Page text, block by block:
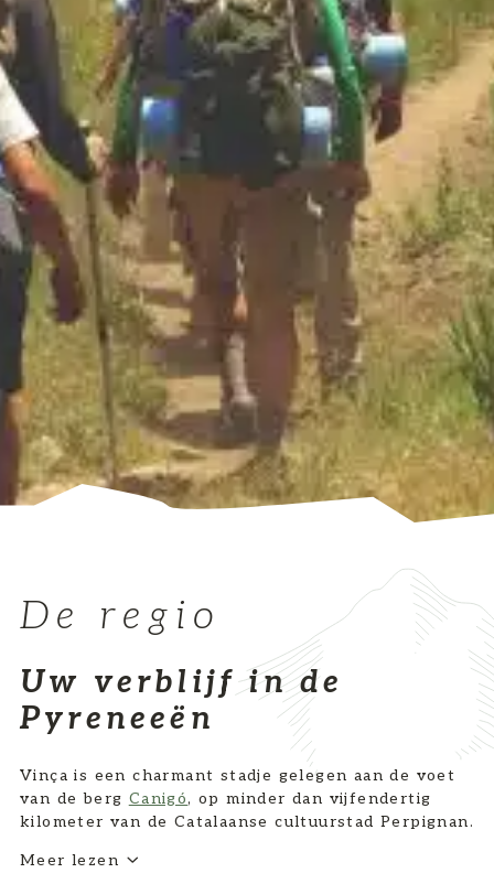
De regio
Uw verblijf in de
Pyreneeën
Vinça is een charmant stadje gelegen aan de voet
van de berg Canigó, op minder dan vijfendertig
kilometer van de Catalaanse cultuurstad Perpignan.
Meer lezen